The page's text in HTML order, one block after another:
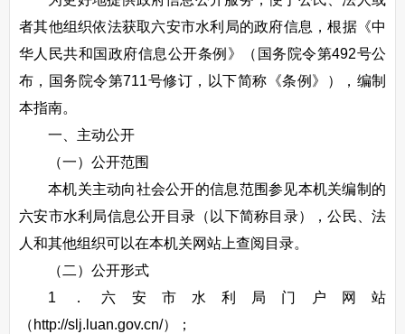
者其他组织依法获取六安市水利局的政府信息，根据《中
华人民共和国政府信息公开条例》（国务院令第492号公
布，国务院令第711号修订，以下简称《条例》），编制
本指南。
一、主动公开
（一）公开范围
本机关主动向社会公开的信息范围参见本机关编制的
六安市水利局信息公开目录（以下简称目录），公民、法
人和其他组织可以在本机关网站上查阅目录。
（二）公开形式
1．六安市水利局门户网站
（http://slj.luan.gov.cn/）；